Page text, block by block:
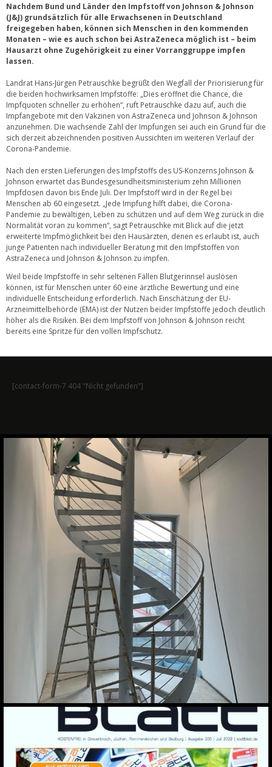
Nachdem Bund und Länder den Impfstoff von Johnson & Johnson
(J&J) grundsätzlich für alle Erwachsenen in Deutschland
freigegeben haben, können sich Menschen in den kommenden
Monaten – wie es auch schon bei AstraZeneca möglich ist – beim
Hausarzt ohne Zugehörigkeit zu einer Vorranggruppe impfen
lassen.
Landrat Hans-Jürgen Petrauschke begrüßt den Wegfall der Priorisierung für
die beiden hochwirksamen Impfstoffe: „Dies eröffnet die Chance, die
Impfquoten schneller zu erhöhen“, ruft Petrauschke dazu auf, auch die
Impfangebote mit den Vakzinen von AstraZeneca und Johnson & Johnson
anzunehmen. Die wachsende Zahl der Impfungen sei auch ein Grund für die
sich derzeit abzeichnenden positiven Aussichten im weiteren Verlauf der
Corona-Pandemie.
Nach den ersten Lieferungen des Impfstoffs des US-Konzerns Johnson &
Johnson erwartet das Bundesgesundheitsministerium zehn Millionen
Impfdosen davon bis Ende Juli. Der Impfstoff wird in der Regel bei
Menschen ab 60 eingesetzt. „Jede Impfung hilft dabei, die Corona-
Pandemie zu bewältigen, Leben zu schützen und auf dem Weg zurück in die
Normalität voran zu kommen“, sagt Petrauschke mit Blick auf die jetzt
erweiterte Impfmöglichkeit bei den Hausärzten, denen es erlaubt ist, auch
junge Patienten nach individueller Beratung mit den Impfstoffen von
AstraZeneca und Johnson & Johnson zu impfen.
Weil beide Impfstoffe in sehr seltenen Fällen Blutgerinnsel auslösen
können, ist für Menschen unter 60 eine ärztliche Bewertung und eine
individuelle Entscheidung erforderlich. Nach Einschätzung der EU-
Arzneimittelbehörde (EMA) ist der Nutzen beider Impfstoffe jedoch deutlich
höher als die Risiken. Bei dem Impfstoff von Johnson & Johnson reicht
bereits eine Spritze für den vollen Impfschutz.
[contact-form-7 404 "Nicht gefunden"]